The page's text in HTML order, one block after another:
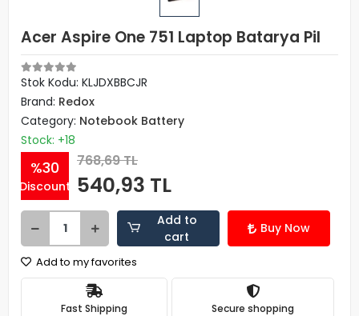
Acer Aspire One 751 Laptop Batarya Pil
Stok Kodu: KLJDXBBCJR
Brand: Redox
Category: Notebook Battery
Stock: +18
%30
Discount
768,69 TL
540,93 TL
Add to
cart
Buy Now
Add to my favorites
Fast Shipping Secure shopping